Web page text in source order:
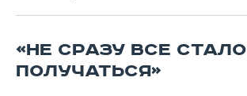
«НЕ СРАЗУ ВСЕ СТАЛО
ПОЛУЧАТЬСЯ»